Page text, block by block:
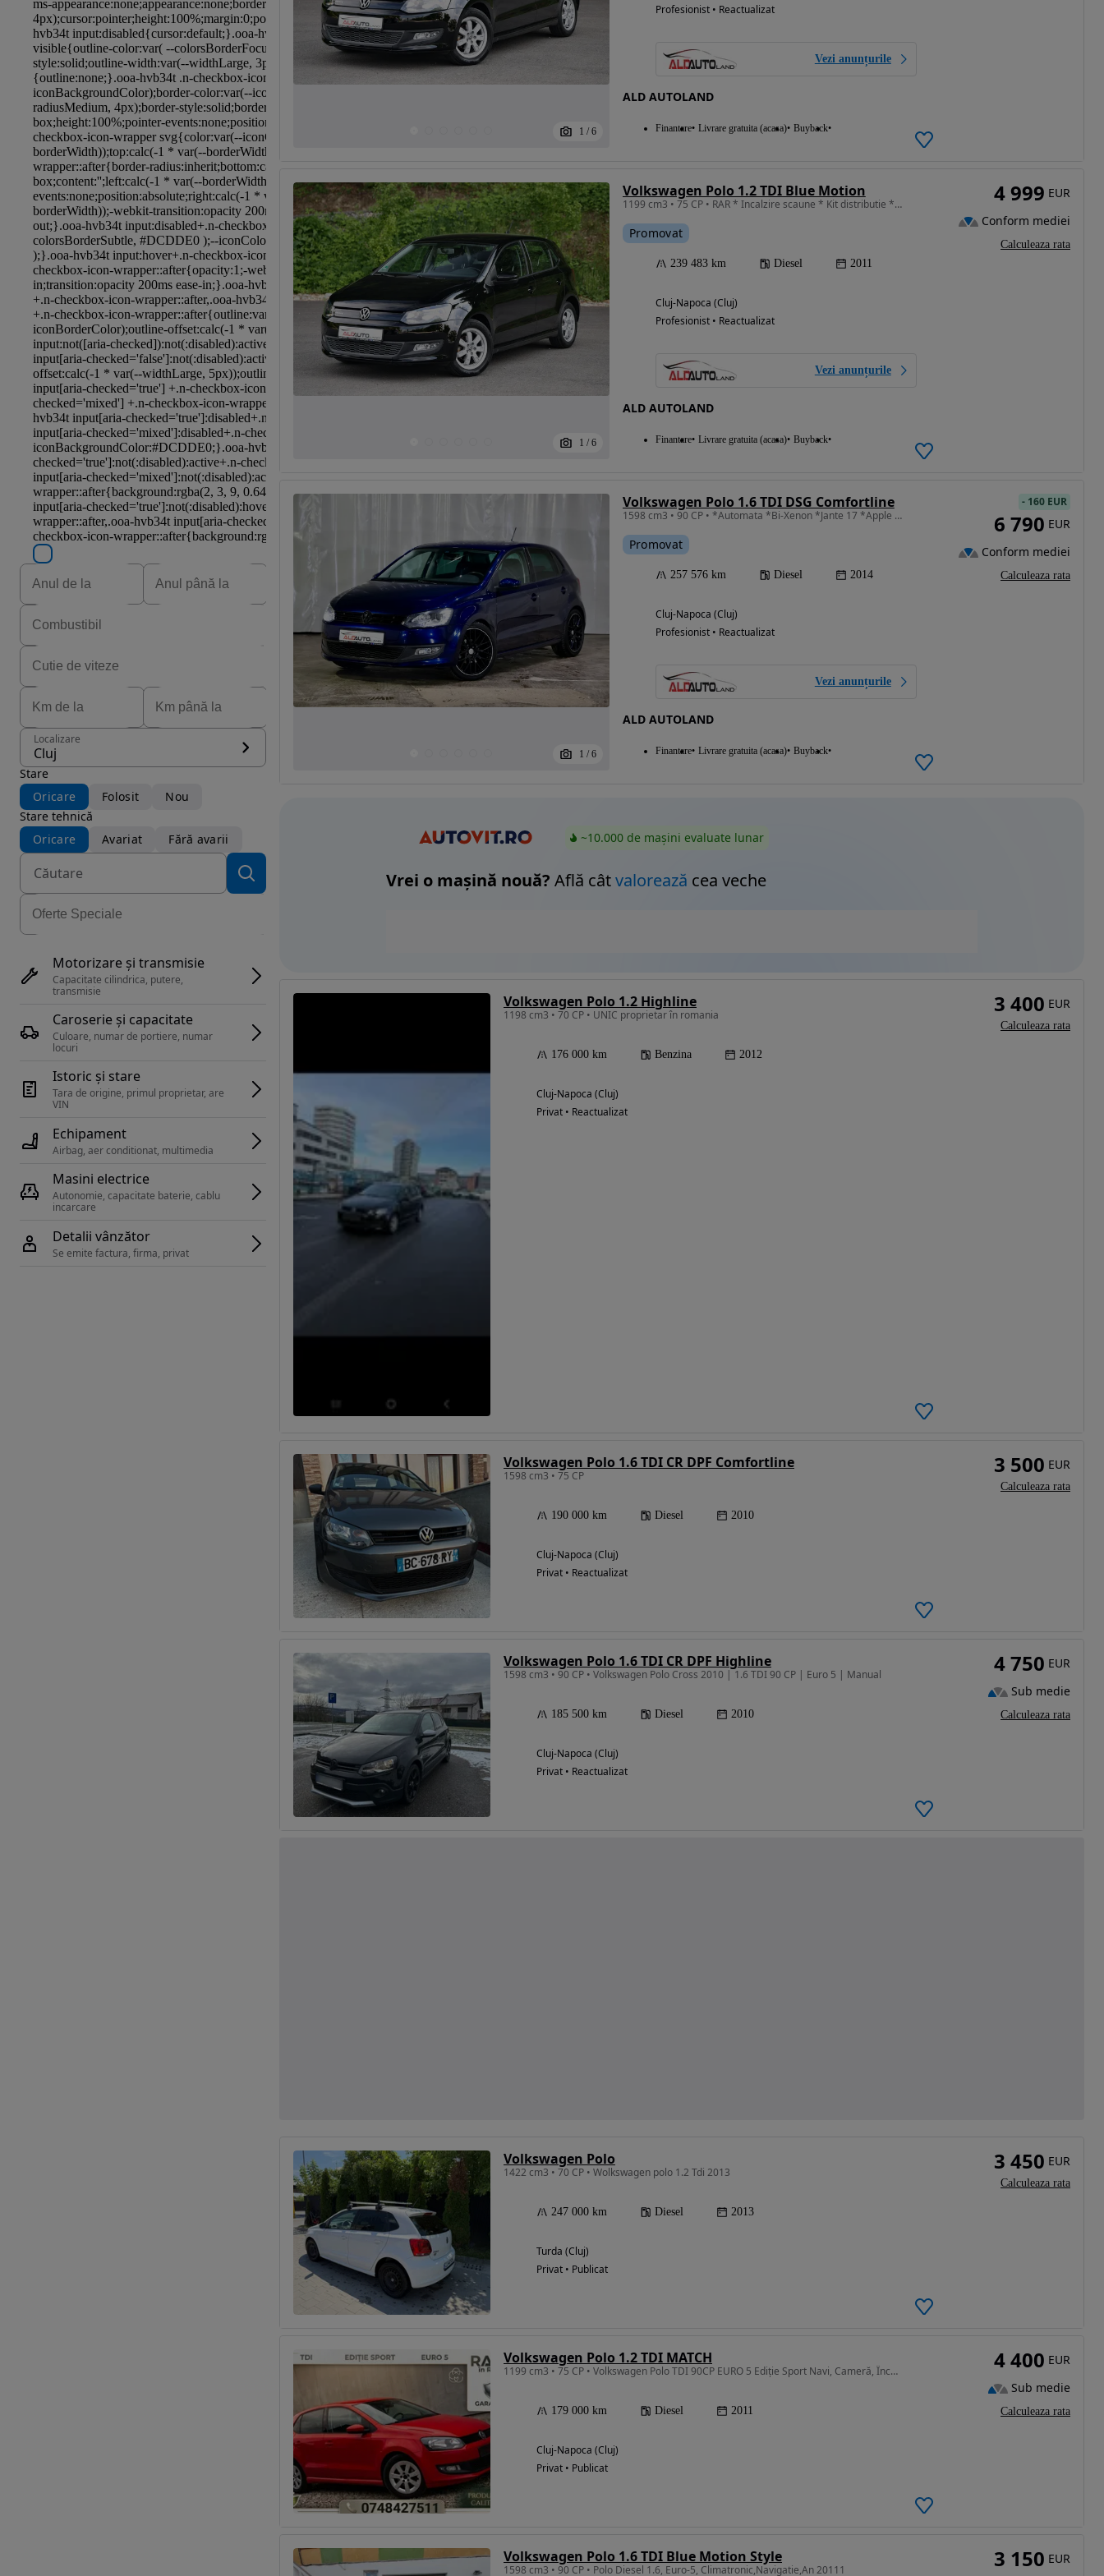
Eligibil pentru
Localizare
Cluj
Stare
Oricare
Folosit
Nou
Stare tehnică
Oricare
Avariat Fără avarii
Motorizare și transmisie
Capacitate cilindrica, putere,
transmisie
Caroserie și capacitate
Culoare, numar de portiere, numar
locuri
Istoric și stare
Tara de origine, primul proprietar, are
Echipament
Airbag, aer conditionat, multimedia
Masini electrice
Autonomie, capacitate baterie, cablu
Detalii vânzător
Se emite factura, firma, privat
1 / 6
Profesionist • Reactualizat
Vezi anunțurile
ALD AUTOLAND
Finantare Livrare gratuita (acasa) Buyback
1 / 6
Volkswagen Polo 1.2 TDI Blue Motion
1199 cm3 • 75 CP • RAR * Incalzire scaune * Kit distributie * Navi * Camera marsarier
Promovat
239 483 km Diesel 2011
Cluj-Napoca (Cluj)
Profesionist • Reactualizat
Vezi anunțurile
ALD AUTOLAND
Finantare Livrare gratuita (acasa) Buyback
4 999 EUR
Conform mediei
Calculeaza rata
1 / 6
Volkswagen Polo 1.6 TDI DSG Comfortline
1598 cm3 • 90 CP • *Automata *Bi-Xenon *Jante 17 *Apple Carplay&Android Auto
Promovat
257 576 km Diesel 2014
Cluj-Napoca (Cluj)
Profesionist • Reactualizat
Vezi anunțurile
ALD AUTOLAND
Finantare Livrare gratuita (acasa) Buyback
- 160 EUR
6 790 EUR
Conform mediei
Calculeaza rata
~10.000 de mașini evaluate lunar
Vrei o mașină nouă? Află câtvalorează cea veche
Volkswagen Polo 1.2 Highline
1198 cm3 • 70 CP • UNIC proprietar în romania
176 000 km Benzina 2012
Cluj-Napoca (Cluj)
Privat • Reactualizat
3 400 EUR
Calculeaza rata
Volkswagen Polo 1.6 TDI CR DPF Comfortline
1598 cm3 • 75 CP
190 000 km Diesel 2010
Cluj-Napoca (Cluj)
Privat • Reactualizat
3 500 EUR
Calculeaza rata
Volkswagen Polo 1.6 TDI CR DPF Highline
1598 cm3 • 90 CP • Volkswagen Polo Cross 2010 | 1.6 TDI 90 CP | Euro 5 | Manual
185 500 km Diesel 2010
Cluj-Napoca (Cluj)
Privat • Reactualizat
4 750 EUR
Sub medie
Calculeaza rata
Volkswagen Polo
1422 cm3 • 70 CP • Wolkswagen polo 1.2 Tdi 2013
247 000 km Diesel 2013
Turda (Cluj)
Privat • Publicat
3 450 EUR
Calculeaza rata
Volkswagen Polo 1.2 TDI MATCH
1199 cm3 • 75 CP • Volkswagen Polo TDI 90CP EURO 5 Ediție Sport Navi, Cameră, Încălzire
179 000 km Diesel 2011
Cluj-Napoca (Cluj)
Privat • Publicat
4 400 EUR
Sub medie
Calculeaza rata
Volkswagen Polo 1.6 TDI Blue Motion Style
1598 cm3 • 90 CP • Polo Diesel 1.6, Euro-5, Climatronic,Navigatie,An 20111 3 150 EUR